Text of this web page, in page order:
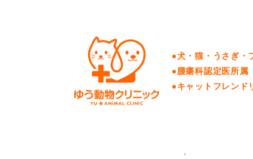
●犬・猫・うさぎ・
●腫瘍科認定医所
●キャットフレン